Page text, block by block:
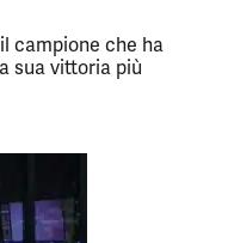
campione che ha
sua vittoria più